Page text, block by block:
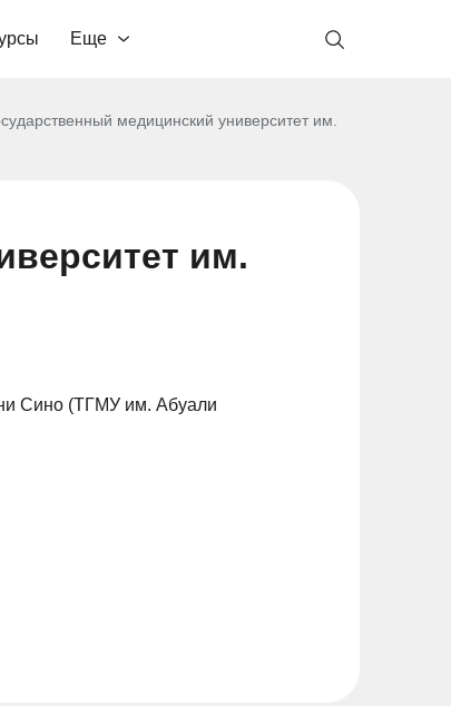
Еще
медицинский университет им.
им.
Сино (ТГМУ им. Абуали